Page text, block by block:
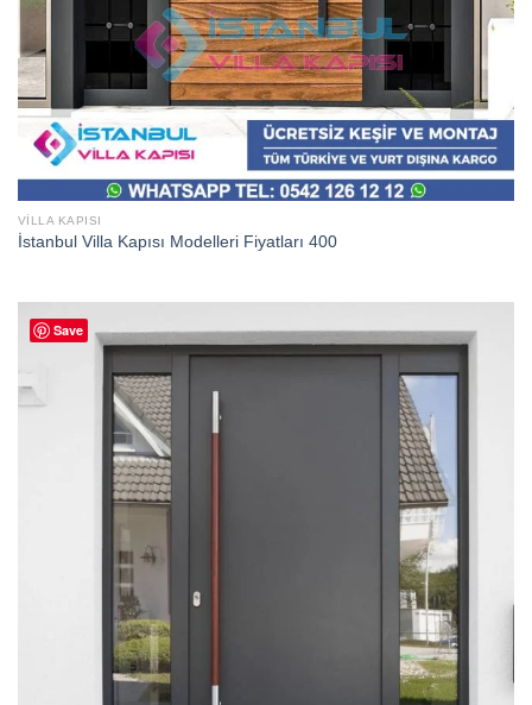
VILLA KAPISI
İstanbul Villa Kapısı Modelleri Fiyatları 400
Save